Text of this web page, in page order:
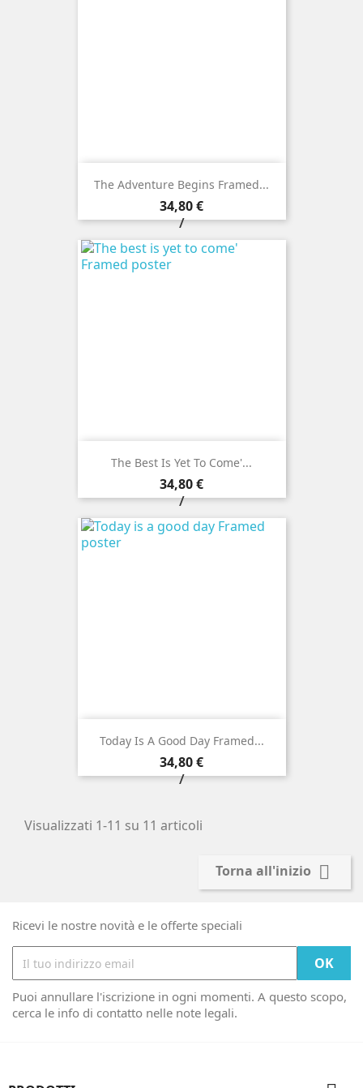
The Adventure Begins Framed...
Prezzo
34,80 €
/
The Best Is Yet To Come'...
Prezzo
34,80 €
/
Today Is A Good Day Framed...
Prezzo
34,80 €
/
Visualizzati 1-11 su 11 articoli
Torna all'inizio 
Ricevi le nostre novità e le offerte speciali
Puoi annullare l'iscrizione in ogni momenti. A questo scopo,
cerca le info di contatto nelle note legali.